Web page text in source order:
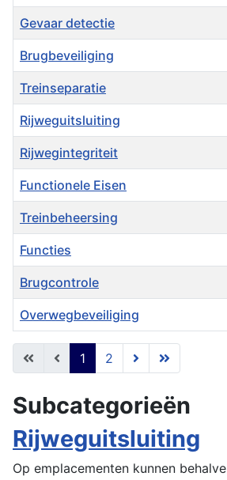
Artikelen
Gevaar detectie
Brugbeveiliging
Treinseparatie
Rijweguitsluiting
Rijwegintegriteit
Functionele Eisen
Treinbeheersing
Functies
Brugcontrole
Overwegbeveiliging
1 2
Subcategorieën
Rijweguitsluiting
Op emplacementen kunnen